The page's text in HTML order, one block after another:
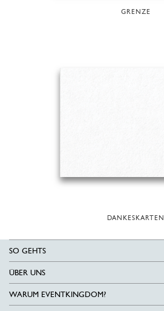
GRENZE
DANKESKARTEN
SO GEHTS
ÜBER UNS
WARUM EVENTKINGDOM?